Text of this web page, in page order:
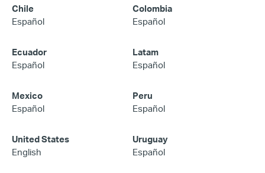
Chile
Español
Colombia
Español
Ecuador
Español
Latam
Español
Mexico
Español
Peru
Español
United States
English
Uruguay
Español